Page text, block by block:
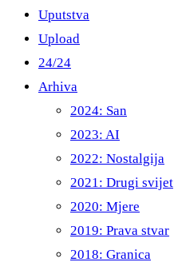
Uputstva
Upload
24/24
Arhiva
2024: San
2023: AI
2022: Nostalgija
2021: Drugi svijet
2020: Mjere
2019: Prava stvar
2018: Granica